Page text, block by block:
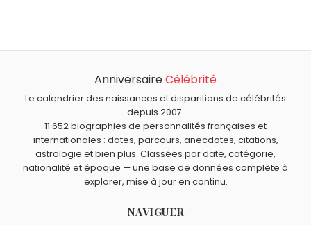
AnniversaireCélébrité
Le calendrier des naissances et disparitions de célébrités
depuis 2007.
11 652 biographies de personnalités françaises et
internationales : dates, parcours, anecdotes, citations,
astrologie et bien plus. Classées par date, catégorie,
nationalité et époque — une base de données complète à
explorer, mise à jour en continu.
NAVIGUER